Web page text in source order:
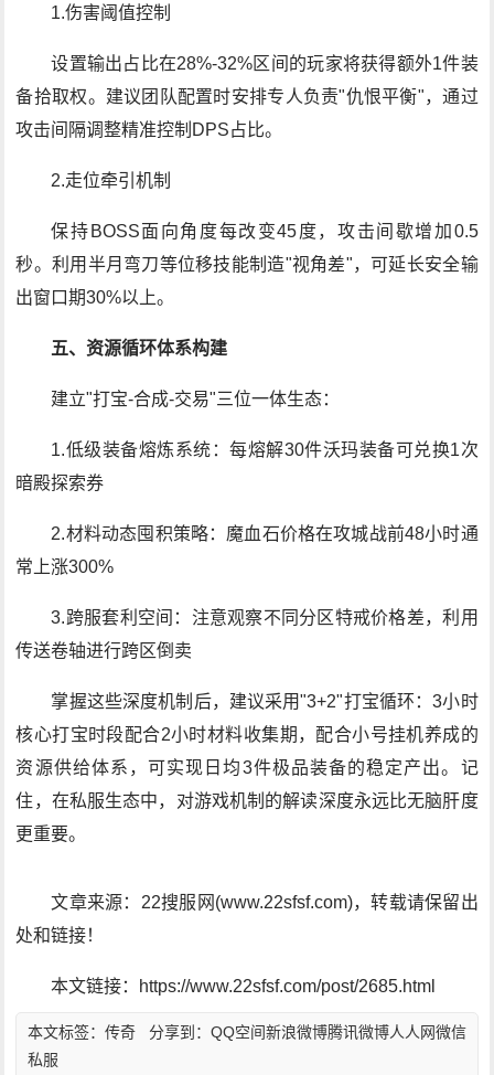
1.伤害阈值控制
设置输出占比在28%-32%区间的玩家将获得额外1件装
备拾取权。建议团队配置时安排专人负责"仇恨平衡"，通过
攻击间隔调整精准控制DPS占比。
2.走位牵引机制
保持BOSS面向角度每改变45度，攻击间歇增加0.5
秒。利用半月弯刀等位移技能制造"视角差"，可延长安全输
出窗口期30%以上。
五、资源循环体系构建
建立"打宝-合成-交易"三位一体生态：
1.低级装备熔炼系统：每熔解30件沃玛装备可兑换1次
暗殿探索券
2.材料动态囤积策略：魔血石价格在攻城战前48小时通
常上涨300%
3.跨服套利空间：注意观察不同分区特戒价格差，利用
传送卷轴进行跨区倒卖
掌握这些深度机制后，建议采用"3+2"打宝循环：3小时
核心打宝时段配合2小时材料收集期，配合小号挂机养成的
资源供给体系，可实现日均3件极品装备的稳定产出。记
住，在私服生态中，对游戏机制的解读深度永远比无脑肝度
更重要。
文章来源：22搜服网(www.22sfsf.com)，转载请保留出
处和链接！
本文链接：https://www.22sfsf.com/post/2685.html
分享到： QQ空间新浪微博腾讯微博人人网微信
本文标签：传奇
私服